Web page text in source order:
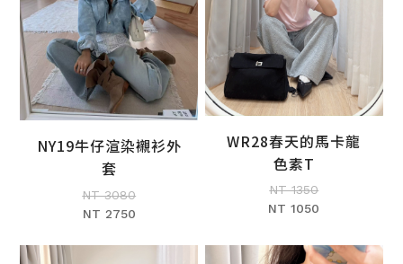
加入購物車
NY19牛仔渲染襯衫外
套
NT 3080
NT 2750
加入購物車
WR28春天的馬卡龍
色素T
NT 1350
NT 1050